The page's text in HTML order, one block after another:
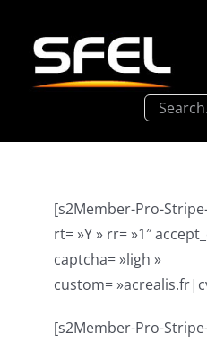
contenu
Prix de Thèse SFEL
[s2Member-Pro-
rt= »Y » rr= »1″
captcha= »ligh »
custom=
[s2Member-Pro-